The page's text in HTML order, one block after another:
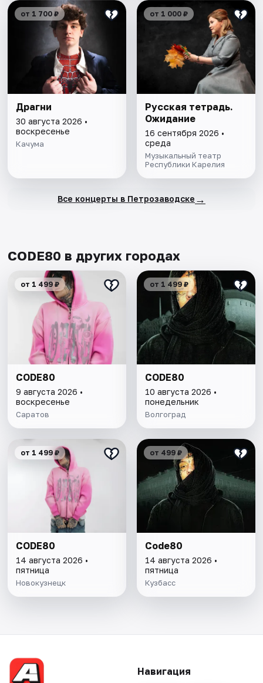
от 1 700 ₽
Драгни
30 августа 2026 •
воскресенье
Качума
от 1 000 ₽
Русская тетрадь.
Ожидание
16 сентября 2026 •
среда
Музыкальный театр
Республики Карелия
Все концерты в Петрозаводске →
CODE80 в других городах
от 1 499 ₽
CODE80
9 августа 2026 •
воскресенье
Саратов
от 1 499 ₽
CODE80
10 августа 2026 •
понедельник
Волгоград
от 1 499 ₽
CODE80
14 августа 2026 •
пятница
Новокузнецк
от 499 ₽
Code80
14 августа 2026 •
пятница
Кузбасс
Навигация